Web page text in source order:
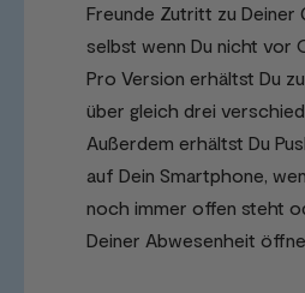
Freunde Zutritt zu Deiner
selbst wenn Du nicht vor
Pro Version erhältst Du
über gleich drei
Außerdem erhältst Du
auf Dein Smartphone,
noch immer offen steht
Deiner Abwesenheit